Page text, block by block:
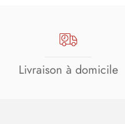
Livraison à domicile